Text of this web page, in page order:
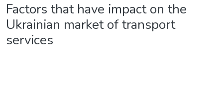
Factors that have impact on the
Ukrainian market of transport
services